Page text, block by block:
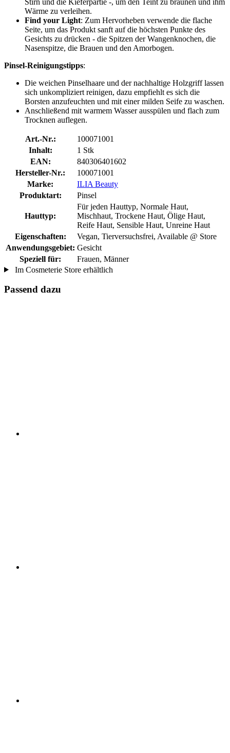
Wärme zu verleihen.
Find your Light: Zum Hervorheben verwende die flache
Seite, um das Produkt sanft auf die höchsten Punkte des
Gesichts zu drücken - die Spitzen der Wangenknochen, die
Nasenspitze, die Brauen und den Amorbogen.
Pinsel-Reinigungstipps:
Die weichen Pinselhaare und der nachhaltige Holzgriff lassen
sich unkompliziert reinigen, dazu empfiehlt es sich die
Borsten anzufeuchten und mit einer milden Seife zu waschen.
Anschließend mit warmem Wasser ausspülen und flach zum
Trocknen auflegen.
Art.-Nr.:
100071001
Inhalt:
1 Stk
EAN:
840306401602
Hersteller-Nr.:
100071001
Marke:
ILIA Beauty
Produktart:
Pinsel
Hauttyp:
Für jeden Hauttyp, Normale Haut,
Mischhaut, Trockene Haut, Ölige Haut,
Reife Haut, Sensible Haut, Unreine Haut
Eigenschaften:
Vegan, Tierversuchsfrei, Available @ Store
Anwendungsgebiet: Gesicht
Speziell für:
Frauen, Männer
Im Cosmeterie Store erhältlich
Passend dazu